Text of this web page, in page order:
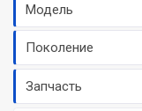
Модель
Поколение
Запчасть